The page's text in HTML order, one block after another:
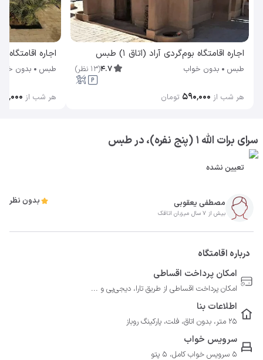
اجاره اقامتگاه بوم‌گردی آراد (اتاق 1) طبس
طبس بدون خواب 4.7
(
13 نظر)
هر شب از ۵۹۰٬۰۰۰ تومان
اجاره اقامتگاه
طبس بدون
هر شب از
سرای برات الله 1 (پنج نفره)، در طبس
تعیین نشده
مصطفی یعقوبی
بیش از 7 سال میزبان اتاقک
بدون نظر
درباره اقامتگاه
امکان پرداخت اقساطی
امکان پرداخت اقساطی از طریق تارا، دیجی‌پی و ...
اطلاعات بنا
25 متر، بدون اتاق، فلت، پارکینگ روباز
سرویس خواب
5 سرویس خواب کامل، 5 پتو